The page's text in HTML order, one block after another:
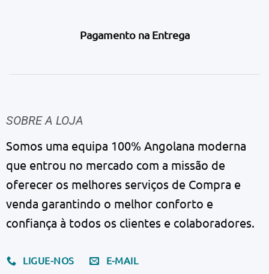
Pagamento na Entrega
SOBRE A LOJA
Somos uma equipa 100% Angolana moderna
que entrou no mercado com a missão de
oferecer os melhores serviços de Compra e
venda garantindo o melhor conforto e
confiança à todos os clientes e colaboradores.
LIGUE-NOS E-MAIL